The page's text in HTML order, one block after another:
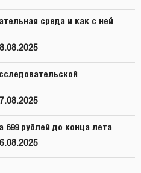
среда и как с ней
699 рублей до конца лета